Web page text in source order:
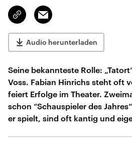
Link
kopieren/teilen
Email
Audio herunterladen
Seine bekannteste Rolle:
Voss. Fabian Hinrichs steht oft
feiert Erfolge im Theater.
schon “Schauspieler des
er spielt, sind oft kantig und